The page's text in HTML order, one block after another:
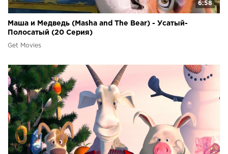
6:58
Маша и Медведь (Masha and The Bear) - Усатый-
Полосатый (20 Серия)
Get Movies